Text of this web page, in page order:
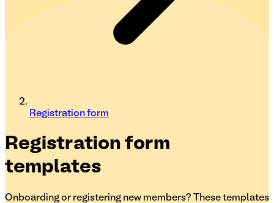
Registration form
Registration form
templates
Onboarding or registering new members? These templates